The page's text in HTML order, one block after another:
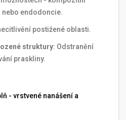
nebo endodoncie.
postižené oblasti.
struktury: Odstranění
praskliny.
- vrstvené nanášení a